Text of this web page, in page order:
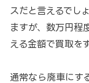
スだと言えるでし
ますが、数万円程
える金額で買取を
通常なら廃車にす